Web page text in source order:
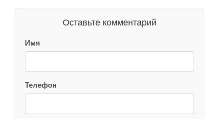
Оставьте комментарий
Имя
Телефон